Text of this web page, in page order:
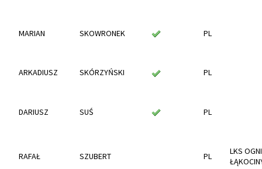
MARIAN SKOWRONEK PL
ARKADIUSZ SKÓRZYŃSKI PL
DARIUSZ SUŚ PL
RAFAŁ SZUBERT PL
LKS